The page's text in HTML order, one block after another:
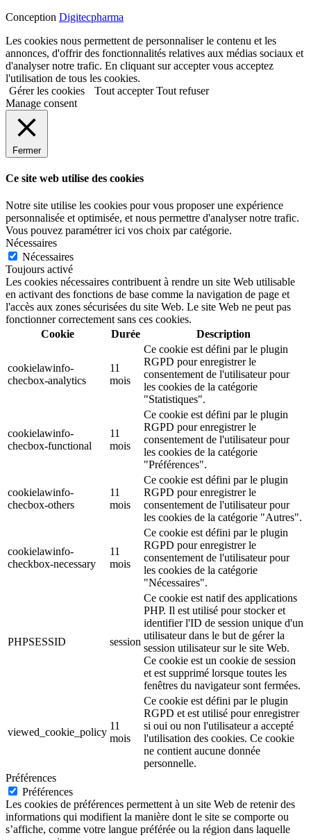
Conception Digitecpharma
Les cookies nous permettent de personnaliser le contenu et les
annonces, d'offrir des fonctionnalités relatives aux médias sociaux et
d'analyser notre trafic. En cliquant sur accepter vous acceptez
l'utilisation de tous les cookies.
Gérer les cookies
Tout accepterTout refuser
Manage consent
Fermer
Ce site web utilise des cookies
Notre site utilise les cookies pour vous proposer une expérience
personnalisée et optimisée, et nous permettre d'analyser notre trafic.
Vous pouvez paramétrer ici vos choix par catégorie.
Nécessaires
Nécessaires
Toujours activé
Les cookies nécessaires contribuent à rendre un site Web utilisable
en activant des fonctions de base comme la navigation de page et
l'accès aux zones sécurisées du site Web. Le site Web ne peut pas
fonctionner correctement sans ces cookies.
Cookie
Durée Description
cookielawinfo-
checbox-analytics
11
mois
Ce cookie est défini par le plugin
RGPD pour enregistrer le
consentement de l'utilisateur pour
les cookies de la catégorie
"Statistiques".
cookielawinfo-
checbox-functional
11
mois
Ce cookie est défini par le plugin
RGPD pour enregistrer le
consentement de l'utilisateur pour
les cookies de la catégorie
"Préférences".
cookielawinfo-
checbox-others
11
mois
Ce cookie est défini par le plugin
RGPD pour enregistrer le
consentement de l'utilisateur pour
les cookies de la catégorie "Autres".
cookielawinfo-
checkbox-necessary
11
mois
Ce cookie est défini par le plugin
RGPD pour enregistrer le
consentement de l'utilisateur pour
les cookies de la catégorie
"Nécessaires".
PHPSESSID session
Ce cookie est natif des applications
PHP. Il est utilisé pour stocker et
identifier l'ID de session unique d'un
utilisateur dans le but de gérer la
session utilisateur sur le site Web.
Ce cookie est un cookie de session
et est supprimé lorsque toutes les
fenêtres du navigateur sont fermées.
viewed_cookie_policy
11
mois
Ce cookie est défini par le plugin
RGPD et est utilisé pour enregistrer
si oui ou non l'utilisateur a accepté
l'utilisation des cookies. Ce cookie
ne contient aucune donnée
personnelle.
Préférences
Préférences
Les cookies de préférences permettent à un site Web de retenir des
informations qui modifient la manière dont le site se comporte ou
s’affiche, comme votre langue préférée ou la région dans laquelle